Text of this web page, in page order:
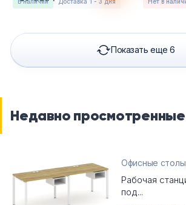
Показать еще 6
Недавно просмотренные
Офисные столы
Рабочая
под...